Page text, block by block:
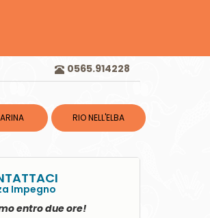
0565.914228
RIO NELL'ELBA
Impegno
entro due ore!